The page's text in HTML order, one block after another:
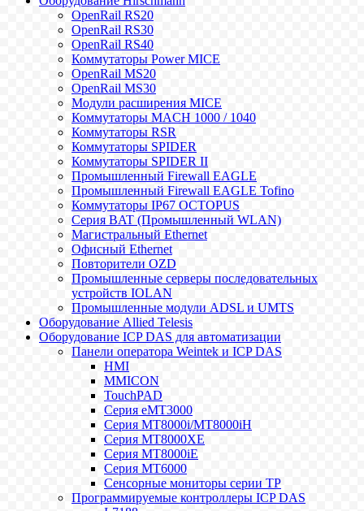
OpenRail RS20
OpenRail RS30
OpenRail RS40
Коммутаторы Power MICE
OpenRail MS20
OpenRail MS30
Модули расширения MICE
Коммутаторы MACH 1000 / 1040
Коммутаторы RSR
Коммутаторы SPIDER
Коммутаторы SPIDER II
Промышленный Firewall EAGLE
Промышленный Firewall EAGLE Tofino
Коммутаторы IP67 OCTOPUS
Серия BAT (Промышленный WLAN)
Магистральный Ethernet
Офисный Ethernet
Повторители OZD
Промышленные серверы последовательных
устройств IOLAN
Промышленные модули ADSL и UMTS
Оборудование Allied Telesis
Оборудование ICP DAS для автоматизации
Панели оператора Weintek и ICP DAS
HMI
MMICON
TouchPAD
Серия eMT3000
Серия MT8000i/MT8000iH
Серия MT8000XE
Серия MT8000iE
Серия MT6000
Сенсорные мониторы серии TP
Программируемые контроллеры ICP DAS